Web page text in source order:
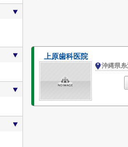
上原歯科医院
沖縄県